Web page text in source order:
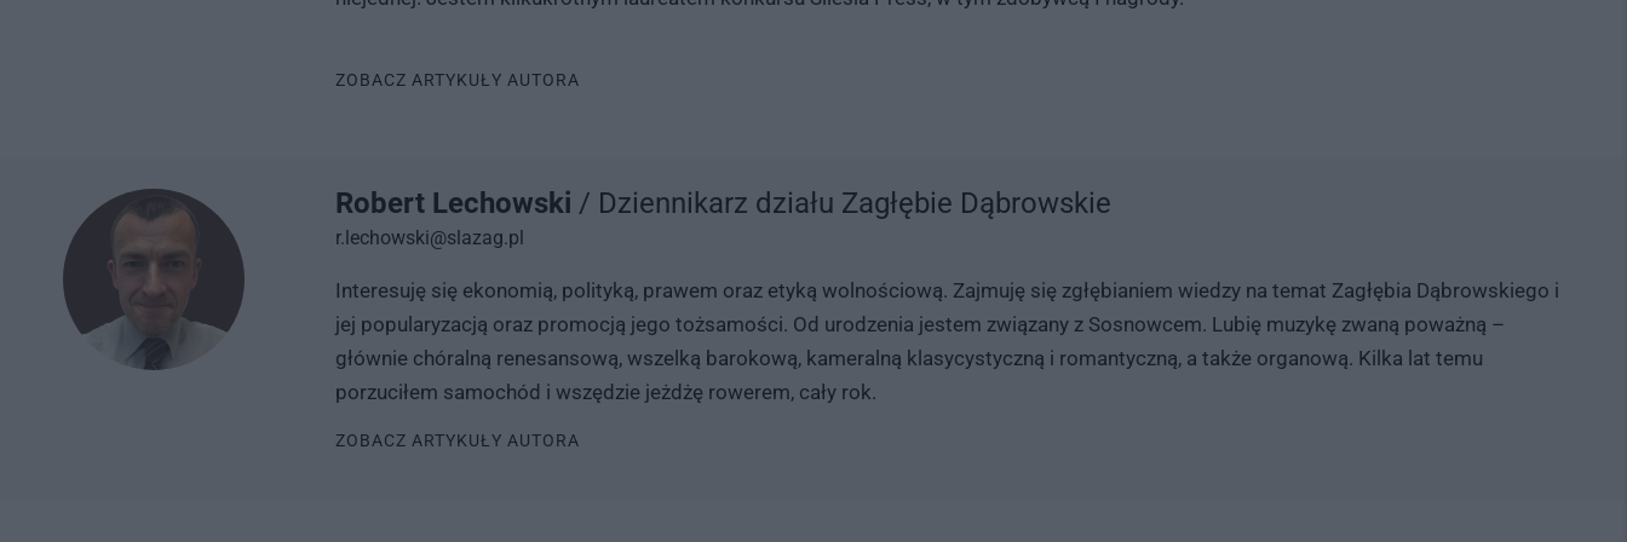
ZOBACZ ARTYKUŁY AUTORA
Robert Lechowski / Dziennikarz działu Zagłębie Dąbrowskie
r.lechowski@slazag.pl
Interesuję się ekonomią, polityką, prawem oraz etyką wolnościową. Zajmuję się zgłębianiem wiedzy na temat Zagłębia Dąbrowskiego i
jej popularyzacją oraz promocją jego tożsamości. Od urodzenia jestem związany z Sosnowcem. Lubię muzykę zwaną poważną –
głównie chóralną renesansową, wszelką barokową, kameralną klasycystyczną i romantyczną, a także organową. Kilka lat temu
porzuciłem samochód i wszędzie jeżdżę rowerem, cały rok.
ZOBACZ ARTYKUŁY AUTORA